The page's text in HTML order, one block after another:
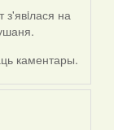
з'явiлася на
каментары.